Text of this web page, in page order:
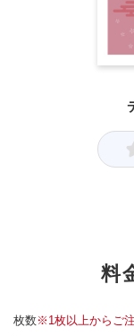
料
枚数※1枚以上からご